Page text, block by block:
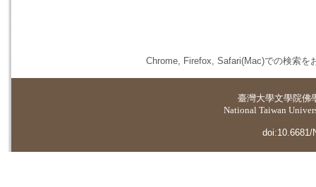
Chrome, Firefox, Safari(Mac)での検索を
臺灣大學文學院佛
National Taiwan
doi:10.6681/